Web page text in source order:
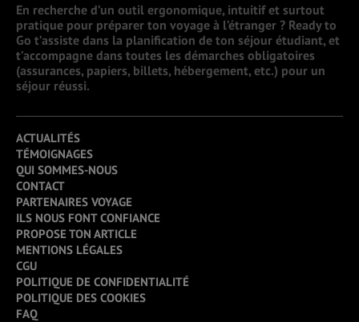
En recherche d’un outil ergonomique, intuitif et surtout
pratique pour préparer ton voyage à l’étranger ? Ready to
Go t’assiste dans la planification de ton séjour étudiant, et
t’accompagne dans toutes les démarches obligatoires
(assurances, papiers, billets, hébergement, etc.) pour un
séjour réussi.
ACTUALITÉS
TÉMOIGNAGES
QUI SOMMES-NOUS
CONTACT
PARTENAIRES VOYAGE
ILS NOUS FONT CONFIANCE
PROPOSE TON ARTICLE
MENTIONS LÉGALES
CGU
POLITIQUE DE CONFIDENTIALITÉ
POLITIQUE DES COOKIES
FAQ